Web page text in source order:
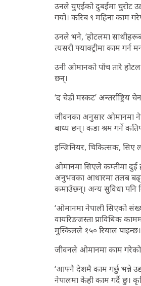
उनले युएईको दुबईमा चुरोट
गयो। करिब ९ महिना काम
उनले भने, ‘होटलमा
त्यसरी फ्याक्ट्रीमा काम गर्न
उनी ओमानको पाँच तारे होटल
छन्।
‘द चेडी मस्कट’ अन्तर्राष्ट्रिय
जीवनका अनुसार ओमानमा
बाध्य छन्। कडा श्रम गर्ने
इन्जिनियर, चिकित्सक, सिए
ओमानमा सिएले कम्तीमा दुई
अनुभवका आधारमा तलब
कमाउँछन्। अन्य सुविधा पनि
‘ओमानमा नेपाली सिएको
वायरिङजस्ता प्राविधिक
मुस्किलले १५० रियाल
जीवनले ओमानमा काम
‘आफ्नै देशमै काम गर्छु भन्ने
नेपालमा केही काम गर्दै छु।